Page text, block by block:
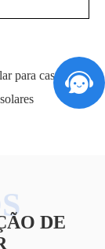
para casa?
DE